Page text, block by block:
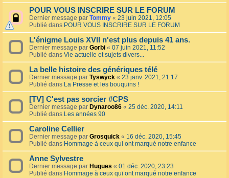
POUR VOUS INSCRIRE SUR LE FORUM
Dernier message par Tommy « 23 juin 2021, 12:05
Publié dans POUR VOUS INSCRIRE SUR LE FORUM
L'énigme Louis XVII n'est plus depuis 41 ans.
Dernier message par Gorbi « 07 juin 2021, 11:52
Publié dans Vie actuelle et sujets divers...
La belle histoire des génériques télé
Dernier message par Tyswyck « 23 janv. 2021, 21:17
Publié dans La Presse et les bouquins !
[TV] C'est pas sorcier #CPS
Dernier message par Dynaroo86 « 25 déc. 2020, 14:11
Publié dans Les années 90
Caroline Cellier
Dernier message par Grosquick « 16 déc. 2020, 15:45
Publié dans Hommage à ceux qui ont marqué notre enfance
Anne Sylvestre
Dernier message par Hugues « 01 déc. 2020, 23:23
Publié dans Hommage à ceux qui ont marqué notre enfance